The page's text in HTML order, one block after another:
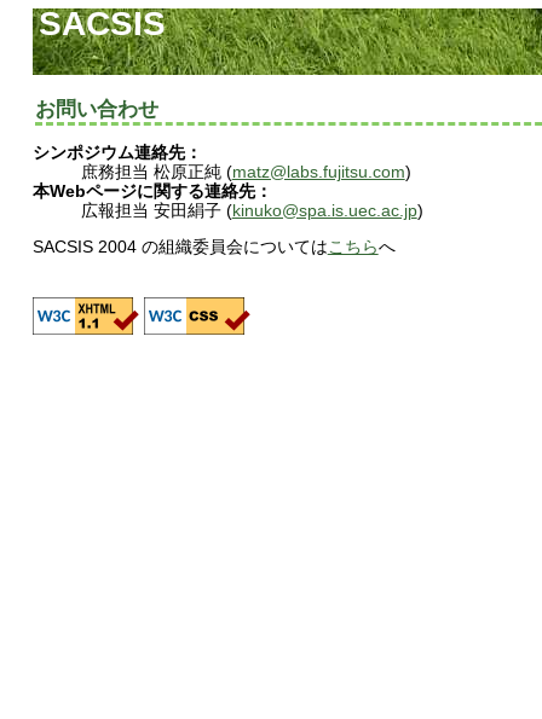
SACSIS
お問い合わせ
シンポジウム連絡先：
庶務担当 松原正純 (matz@labs.fujitsu.com)
本Webページに関する連絡先：
広報担当 安田絹子 (kinuko@spa.is.uec.ac.jp)
SACSIS 2004 の組織委員会についてはこちらへ